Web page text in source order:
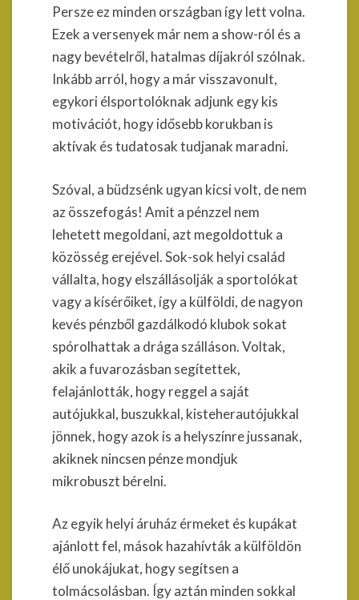
Persze ez minden országban így lett volna.
Ezek a versenyek már nem a show-ról és a
nagy bevételről, hatalmas díjakról szólnak.
Inkább arról, hogy a már visszavonult,
egykori élsportolóknak adjunk egy kis
motivációt, hogy idősebb korukban is
aktívak és tudatosak tudjanak maradni.
Szóval, a büdzsénk ugyan kicsi volt, de nem
az összefogás! Amit a pénzzel nem
lehetett megoldani, azt megoldottuk a
közösség erejével. Sok-sok helyi család
vállalta, hogy elszállásolják a sportolókat
vagy a kísérőiket, így a külföldi, de nagyon
kevés pénzből gazdálkodó klubok sokat
spórolhattak a drága szálláson. Voltak,
akik a fuvarozásban segítettek,
felajánlották, hogy reggel a saját
autójukkal, buszukkal, kisteherautójukkal
jönnek, hogy azok is a helyszínre jussanak,
akiknek nincsen pénze mondjuk
mikrobuszt bérelni.
Az egyik helyi áruház érmeket és kupákat
ajánlott fel, mások hazahívták a külföldön
élő unokájukat, hogy segítsen a
tolmácsolásban. Így aztán minden sokkal